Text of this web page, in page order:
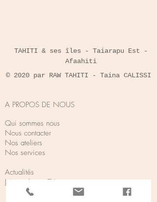
© 2020 par RAW TAHITI - Taina CALISSI
TAHITI & ses îles - Taiarapu Est -
Afaahiti
A PROPOS DE NOUS
Qui sommes nous
Nous contacter
Nos ateliers
Nos services
Actualités
Notre chaine TV